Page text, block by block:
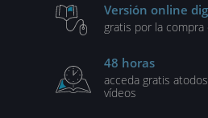
Versión online
gratis por la compra
48 horas
acceda gratis a
vídeos